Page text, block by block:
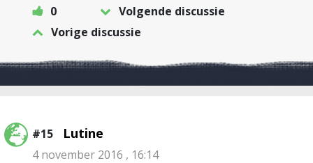
0
Volgende discussie
Vorige discussie
#15 Lutine
4 november 2016 , 16:14